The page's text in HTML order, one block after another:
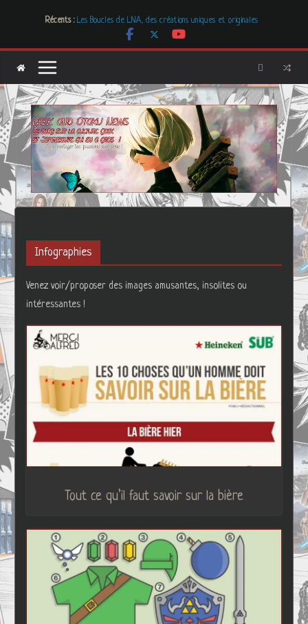
Récents : Mr. & Mrs. Smith
Les Boucles de LNA, des créations uniques et originales
# Cher GON #01 – juillet 2026
[Dossier] Les dystopies dans la littérature mais pas que …
Infographies
Venez voir/proposer des images amusantes, insolites ou
intéressantes !
Tout ce qu’il faut savoir sur la bière